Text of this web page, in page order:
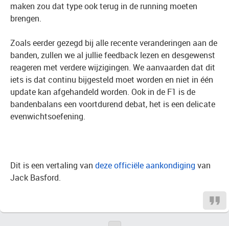
maken zou dat type ook terug in de running moeten
brengen.
Zoals eerder gezegd bij alle recente veranderingen aan de
banden, zullen we al jullie feedback lezen en desgewenst
reageren met verdere wijzigingen. We aanvaarden dat dit
iets is dat continu bijgesteld moet worden en niet in één
update kan afgehandeld worden. Ook in de F1 is de
bandenbalans een voortdurend debat, het is een delicate
evenwichtsoefening.
Dit is een vertaling van deze officiële aankondiging van
Jack Basford.